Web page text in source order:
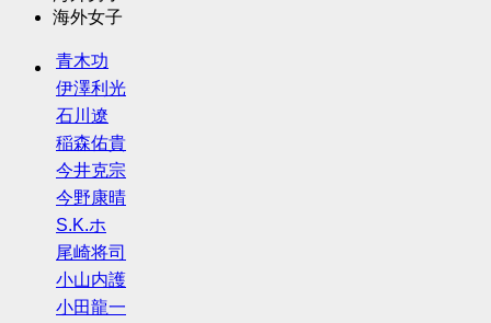
海外女子
青木功
伊澤利光
石川遼
稲森佑貴
今井克宗
今野康晴
S.K.ホ
尾崎将司
小山内護
小田龍一